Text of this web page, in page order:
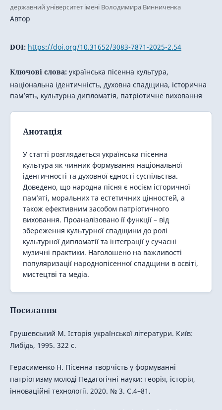
державний університет імені Володимира Винниченка
Автор
DOI: https://doi.org/10.31652/3083-7871-2025-2.54
Ключові слова: українська пісенна культура,
національна ідентичність, духовна спадщина, історична
пам’ять, культурна дипломатія, патріотичне виховання
Анотація
У статті розглядається українська пісенна
культура як чинник формування національної
ідентичності та духовної єдності суспільства.
Доведено, що народна пісня є носієм історичної
пам’яті, моральних та естетичних цінностей, а
також ефективним засобом патріотичного
виховання. Проаналізовано її функції – від
збереження культурної спадщини до ролі
культурної дипломатії та інтеграції у сучасні
музичні практики. Наголошено на важливості
популяризації народнопісенної спадщини в освіті,
мистецтві та медіа.
Посилання
Грушевський М. Історія української літератури. Київ:
Либідь, 1995. 322 с.
Герасименко Н. Пісенна творчість у формуванні
патріотизму молоді Педагогічні науки: теорія, історія,
інноваційні технології. 2020. № 3. С.4–81.